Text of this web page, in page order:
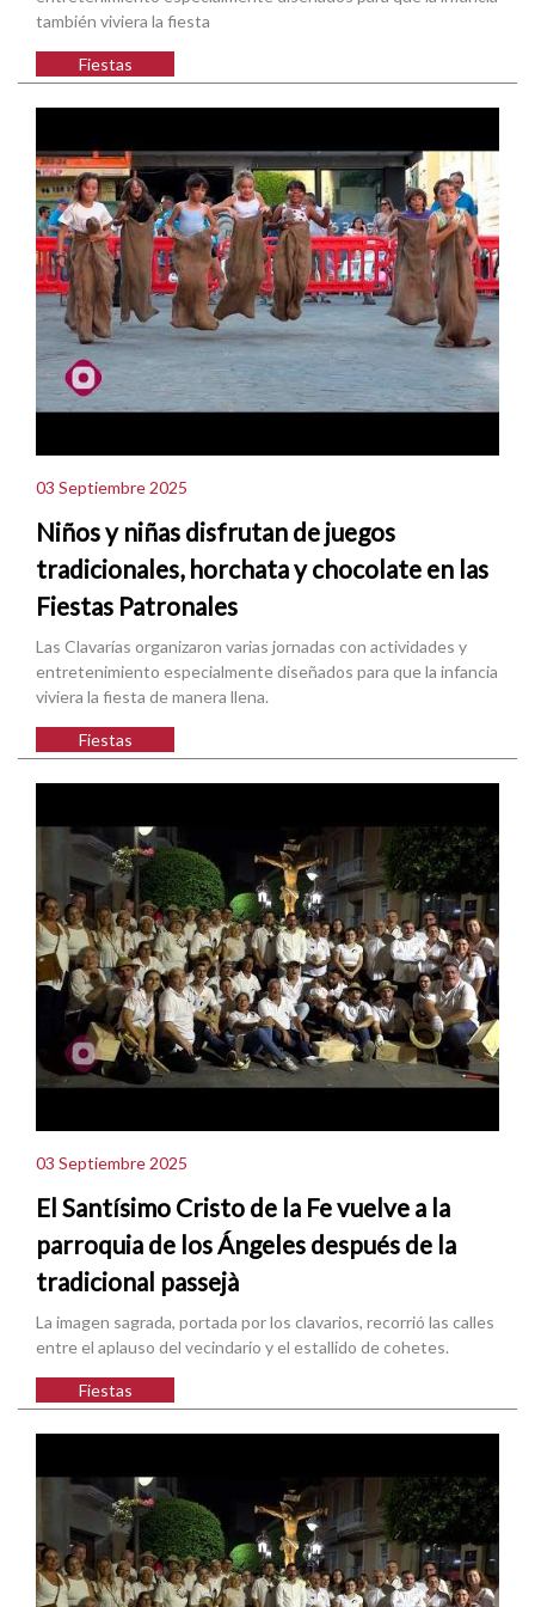
también viviera la fiesta
Fiestas
03 Septiembre 2025
Niños y niñas disfrutan de juegos
tradicionales, horchata y chocolate en las
Fiestas Patronales
Las Clavarías organizaron varias jornadas con actividades y
entretenimiento especialmente diseñados para que la infancia
viviera la fiesta de manera llena.
Fiestas
03 Septiembre 2025
El Santísimo Cristo de la Fe vuelve a la
parroquia de los Ángeles después de la
tradicional passejà
La imagen sagrada, portada por los clavarios, recorrió las calles
entre el aplauso del vecindario y el estallido de cohetes.
Fiestas